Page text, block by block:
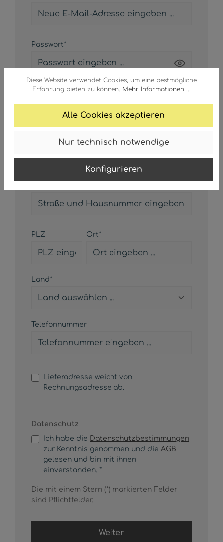
Diese Website verwendet Cookies, um eine bestmögliche
Erfahrung bieten zu können. Mehr Informationen ...
Alle Cookies akzeptieren
Nur technisch notwendige
Konfigurieren
Passwort*
Das Passwort muss mindestens 8 Zeichen
lang sein.
PLZ Ort*
Land*
Telefonnummer
Lieferadresse weicht von
Rechnungsadresse ab.
Datenschutz
Ich habe die Datenschutzbestimmungen
zur Kenntnis genommen und die AGB
gelesen und bin mit ihnen
einverstanden. *
Die mit einem Stern (*) markierten Felder
sind Pflichtfelder.
Weiter